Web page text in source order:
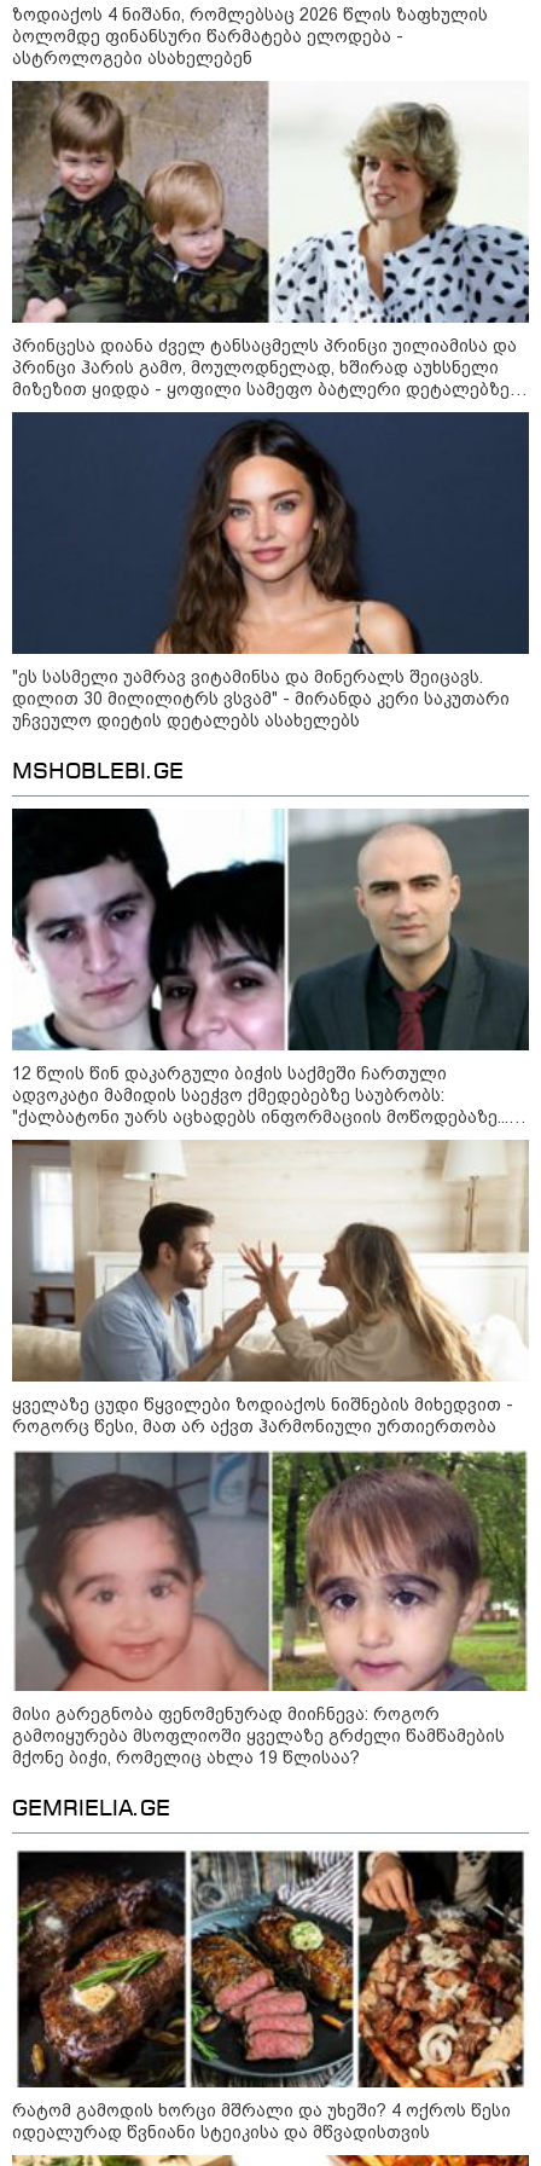
21:03 / 05-08-2026
რამ გამოიწვია საქართველოს
ელექტროენერგეტიკული სისტემის სრული
გათიშვა - რას ამბობს სემეკ-ის წევრი
23:14 / 06-08-2026
სამოქალაქო საზოგადოების
წარმომადგენლები 2008 წლის
რუსეთ-საქართველოს აგვისტოს
ომის 18 წლისთავთან
დაკავშირებით ერთობლივ
განცხადებას ავრცელებენ
22:35 / 06-08-2026
"კიდევ ერთხელ მოვუწოდებ
საქართველოს მთავრობას, მისი
დაუყოვნებლივი და უპირობო
გათავისუფლებისკენ" - რას
წერს ეუთო-ს წარმომადგენელი
21:38 / 06-08-2026
"ჩვენთვის ეს ეგზოტიკაა, ჩვენს
სტუმრებს ასე ვუხსნით - ბევრი
სანთელი, ეგზოტიკა და
რომანტიკული საღამოები" -
შალვა ალავერდაშვილი
ელექტროენერგიის გათიშვებზე
21:08 / 06-08-2026
"არ ვიცი, თუ ვინმე იცის, რასთან
არის დაკავშირებული ნია
იმნაძის 10 თვის თავზე დაკავება
- რა უნდა თქვას 16 წლის
ბავშვმა, რომელიც 9 თვის
განმავლობაში
წარმოუდგენელი
ფსიქოლოგიური ტერორის ქვეშ
არის" - რას აცხადებს ნია
კატეგორიის ყველა სიახლე
რატომ ჩაბნელდა საქართველო
მესამედ: საბოტაჟი, ტექნიკური
ხარვეზი თუ
არაპროფესიონალიზმი?! -
სანდრო თვალჭრელიძის ანალიზი
ჩაკეტილი „პოლიტიკური
სამკუთხედი“ - კულუარული
თამაშები, რომლებიც დიდი
სისხლის ფასად ჯდება
„ოქტომბრისთვის საქართველოს
არჩევანის გაკეთება მოუწევს...
„ორ სკამზე ჯდომის“
შესაძლებლობა შეიძლება
დასრულდეს“ - მირიან
მირიანაშვილის ანალიზი
ჯარისკაცი, რომელიც 29 წელი
მეცნიერება
ზოდიაქოს 4 ნიშანი, რომლებსაც 2026 წლის ზაფხულის
ბოლომდე ფინანსური წარმატება ელოდება -
ასტროლოგები ასახელებენ
პრინცესა დიანა ძველ ტანსაცმელს პრინცი უილიამისა და
პრინცი ჰარის გამო, მოულოდნელად, ხშირად აუხსნელი
მიზეზით ყიდდა - ყოფილი სამეფო ბატლერი დეტალებზე
საკუთარ წიგნში საუბრობს
"ეს სასმელი უამრავ ვიტამინსა და მინერალს შეიცავს.
დილით 30 მილილიტრს ვსვამ" - მირანდა კერი საკუთარი
უჩვეულო დიეტის დეტალებს ასახელებს
MSHOBLEBI.GE
12 წლის წინ დაკარგული ბიჭის საქმეში ჩართული
ადვოკატი მამიდის საეჭვო ქმედებებზე საუბრობს:
"ქალბატონი უარს აცხადებს ინფორმაციის მოწოდებაზე...
წლობით მიმდინარეობდა საქმის ჩაფარცხვის ოპერაცია"
ყველაზე ცუდი წყვილები ზოდიაქოს ნიშნების მიხედვით -
როგორც წესი, მათ არ აქვთ ჰარმონიული ურთიერთობა
მისი გარეგნობა ფენომენურად მიიჩნევა: როგორ
გამოიყურება მსოფლიოში ყველაზე გრძელი წამწამების
მქონე ბიჭი, რომელიც ახლა 19 წლისაა?
GEMRIELIA.GE
რატომ გამოდის ხორცი მშრალი და უხეში? 4 ოქროს წესი
იდეალურად წვნიანი სტეიკისა და მწვადისთვის